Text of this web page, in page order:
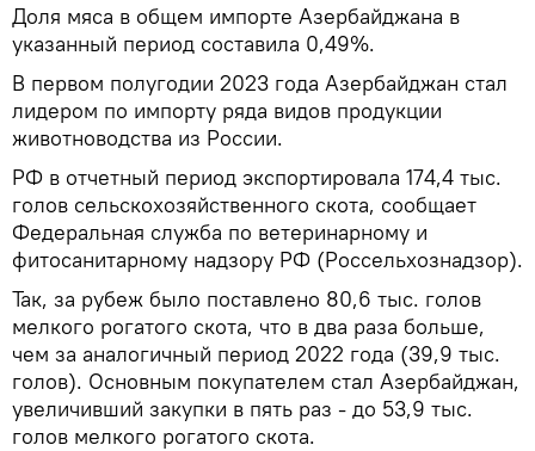
Доля мяса в общем импорте Азербайджана в
указанный период составила 0,49%.
В первом полугодии 2023 года Азербайджан стал
лидером по импорту ряда видов продукции
животноводства из России.
РФ в отчетный период экспортировала 174,4 тыс.
голов сельскохозяйственного скота, сообщает
Федеральная служба по ветеринарному и
фитосанитарному надзору РФ (Россельхознадзор).
Так, за рубеж было поставлено 80,6 тыс. голов
мелкого рогатого скота, что в два раза больше,
чем за аналогичный период 2022 года (39,9 тыс.
голов). Основным покупателем стал Азербайджан,
увеличивший закупки в пять раз - до 53,9 тыс.
голов мелкого рогатого скота.